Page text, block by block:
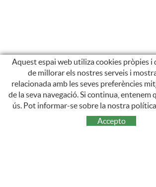
SEGUEIX-NOS
INSTAGRAM
Aquest espai web utiliza cookies pròpies i
de millorar els nostres serveis i
relacionada amb les seves preferències
de la seva navegació. Si continua, entenem
ús. Pot informar-se sobre la nostra
Accepto